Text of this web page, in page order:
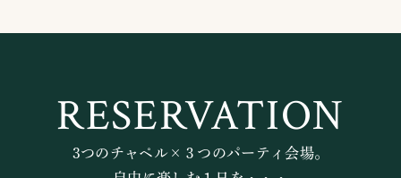
RESERVATION
3つのチャペル×３つのパーティ会場。